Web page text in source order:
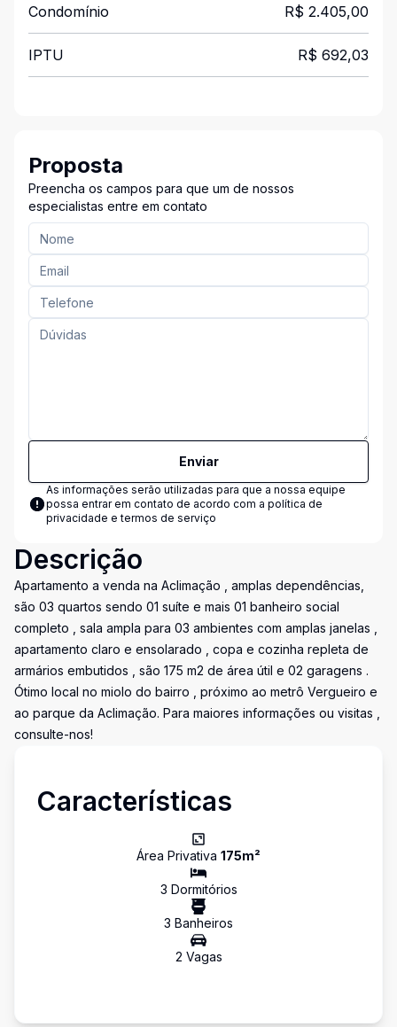
Condomínio R$ 2.405,00
IPTU R$ 692,03
Proposta
Preencha os campos para que um de nossos
especialistas entre em contato
Enviar
As informações serão utilizadas para que a nossa equipe
possa entrar em contato de acordo com a política de
privacidade e termos de serviço
Descrição
Apartamento a venda na Aclimação , amplas dependências,
são 03 quartos sendo 01 suíte e mais 01 banheiro social
completo , sala ampla para 03 ambientes com amplas janelas ,
apartamento claro e ensolarado , copa e cozinha repleta de
armários embutidos , são 175 m2 de área útil e 02 garagens .
Ótimo local no miolo do bairro , próximo ao metrô Vergueiro e
ao parque da Aclimação. Para maiores informações ou visitas ,
consulte-nos!
Características
Área Privativa 175m²
3 Dormitórios
3 Banheiros
2 Vagas